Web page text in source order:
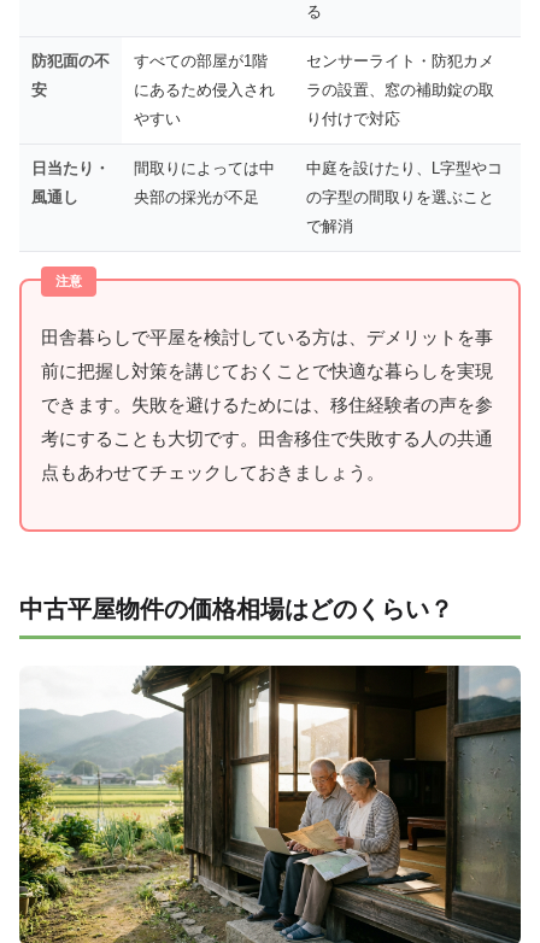
る
防犯面の不
安
すべての部屋が1階
にあるため侵入され
やすい
センサーライト・防犯カメ
ラの設置、窓の補助錠の取
り付けで対応
日当たり・
風通し
間取りによっては中
央部の採光が不足
中庭を設けたり、L字型やコ
の字型の間取りを選ぶこと
で解消
田舎暮らしで平屋を検討している方は、デメリットを事
前に把握し対策を講じておくことで快適な暮らしを実現
できます。失敗を避けるためには、移住経験者の声を参
考にすることも大切です。田舎移住で失敗する人の共通
点もあわせてチェックしておきましょう。
中古平屋物件の価格相場はどのくらい？